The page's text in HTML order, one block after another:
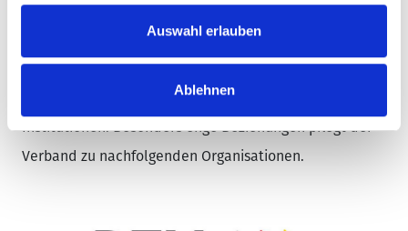
Auswahl erlauben
Ablehnen
Der VDFU pflegt sowohl auf nationaler als auch auf
europäischer und internationaler Ebene intensiven
Austausch mit anderen Verbänden und wichtigen
Institutionen. Besonders enge Beziehungen pflegt der
Verband zu nachfolgenden Organisationen.